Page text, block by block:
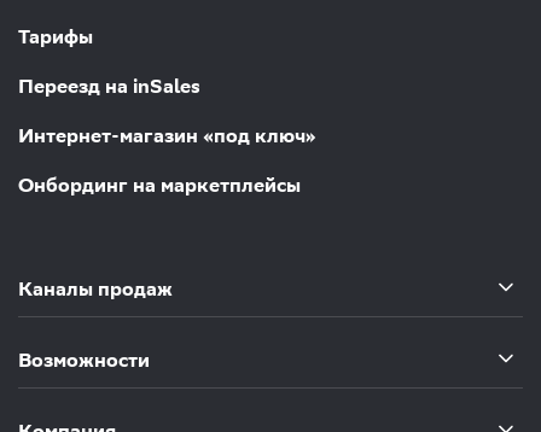
Тарифы
Переезд на inSales
Интернет-магазин «под ключ»
Онбординг на маркетплейсы
Каналы продаж
Возможности